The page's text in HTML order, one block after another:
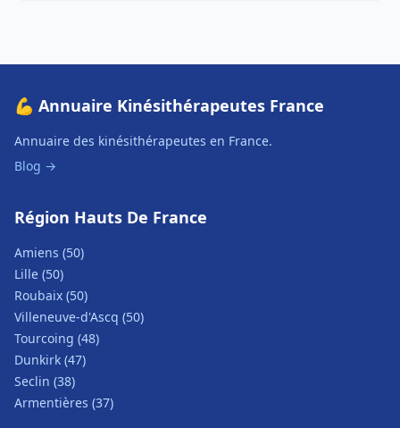
💪 Annuaire Kinésithérapeutes France
Annuaire des kinésithérapeutes en France.
Blog →
Région Hauts De France
Amiens (50)
Lille (50)
Roubaix (50)
Villeneuve-d'Ascq (50)
Tourcoing (48)
Dunkirk (47)
Seclin (38)
Armentières (37)